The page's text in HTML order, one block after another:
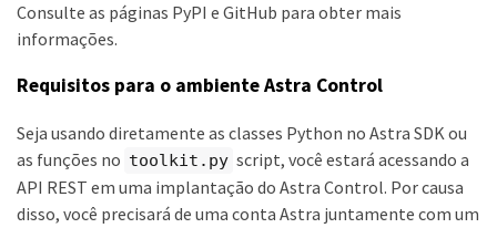
Consulte as páginas PyPI e GitHub para obter mais
informações.
Requisitos para o ambiente Astra Control
Seja usando diretamente as classes Python no Astra SDK ou
as funções no toolkit.py script, você estará acessando a
API REST em uma implantação do Astra Control. Por causa
disso, você precisará de uma conta Astra juntamente com um